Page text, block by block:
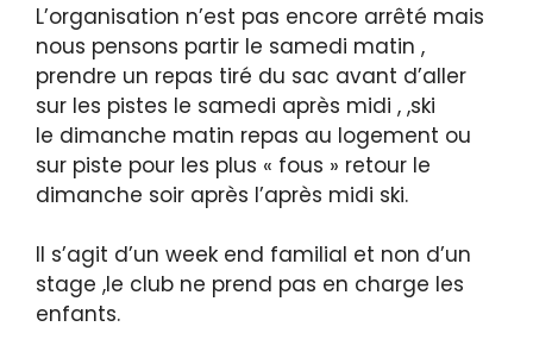
L’organisation n’est pas encore arrêté mais
nous pensons partir le samedi matin ,
prendre un repas tiré du sac avant d’aller
sur les pistes le samedi après midi , ,ski
le dimanche matin repas au logement ou
sur piste pour les plus « fous » retour le
dimanche soir après l’après midi ski.
Il s’agit d’un week end familial et non d’un
stage ,le club ne prend pas en charge les
enfants.